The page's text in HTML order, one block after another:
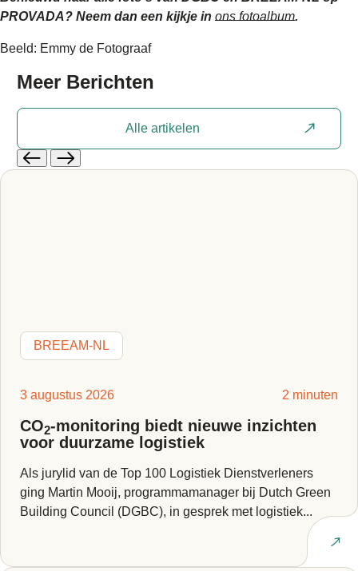
PROVADA? Neem dan een kijkje in ons fotoalbum.
Beeld: Emmy de Fotograaf
Meer Berichten
Alle artikelen
BREEAM-NL
3 augustus 2026 2 minuten
CO2-monitoring biedt nieuwe inzichten
voor duurzame logistiek
Als jurylid van de Top 100 Logistiek Dienstverleners
ging Martin Mooij, programmamanager bij Dutch Green
Building Council (DGBC), in gesprek met logistiek...
Lees artikel